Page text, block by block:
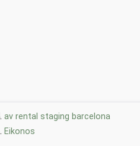
av rental staging barcelona
Eikonos